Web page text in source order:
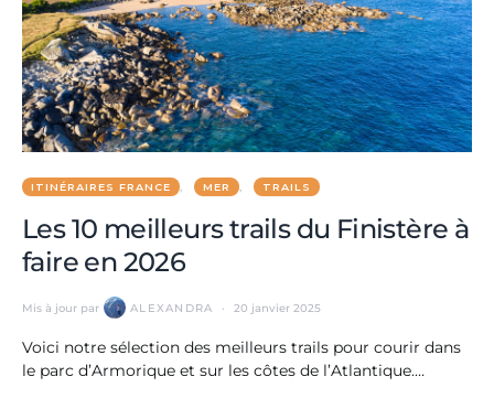
ITINÉRAIRES FRANCE MER TRAILS
Les 10 meilleurs trails du Finistère à
faire en 2026
Mis à jour par ALEXANDRA 20 janvier 2025
Voici notre sélection des meilleurs trails pour courir dans
le parc d’Armorique et sur les côtes de l’Atlantique.…